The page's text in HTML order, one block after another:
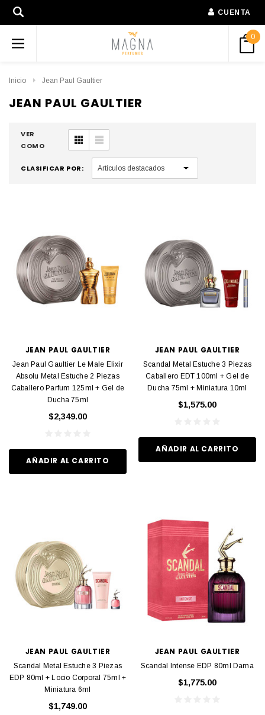
CUENTA
0
Inicio Jean Paul Gaultier
JEAN PAUL GAULTIER
VER
COMO
CLASIFICAR POR:
JEAN PAUL GAULTIER
Jean Paul Gaultier Le Male Elixir
Absolu Metal Estuche 2 Piezas
Caballero Parfum 125ml + Gel de
Ducha 75ml
$2,349.00
AÑADIR AL CARRITO
JEAN PAUL GAULTIER
Scandal Metal Estuche 3 Piezas
Caballero EDT 100ml + Gel de
Ducha 75ml + Miniatura 10ml
$1,575.00
AÑADIR AL CARRITO
JEAN PAUL GAULTIER
Scandal Metal Estuche 3 Piezas
EDP 80ml + Locio Corporal 75ml +
Miniatura 6ml
$1,749.00
JEAN PAUL GAULTIER
Scandal Intense EDP 80ml Dama
$1,775.00